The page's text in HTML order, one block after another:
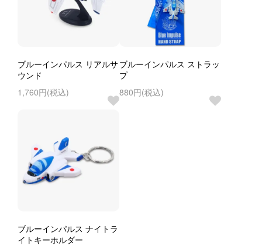
ブルーインパルス リアルサ
ウンド
1,760円(税込)
ブルーインパルス ストラッ
プ
880円(税込)
ブルーインパルス ナイトラ
イトキーホルダー